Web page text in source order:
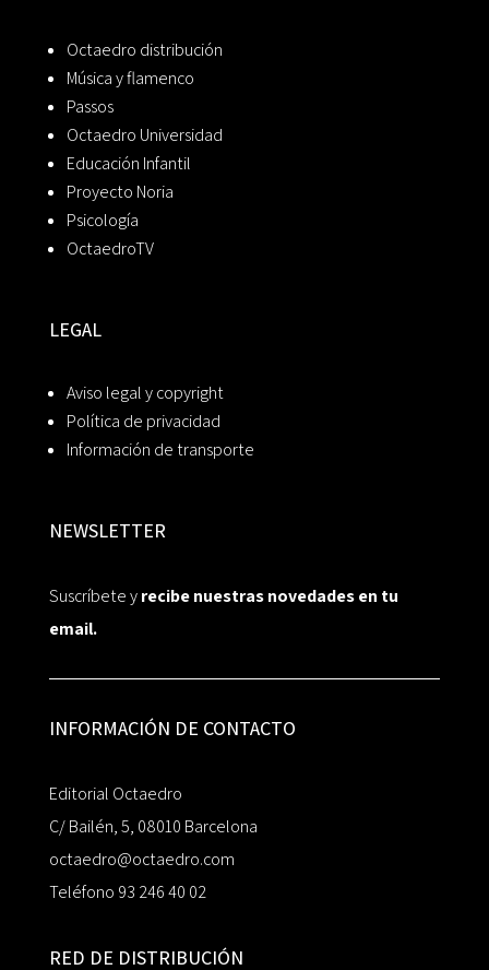
Octaedro distribución
Música y flamenco
Passos
Octaedro Universidad
Educación Infantil
Proyecto Noria
Psicología
OctaedroTV
LEGAL
Aviso legal y copyright
Política de privacidad
Información de transporte
NEWSLETTER
Suscríbete yrecibe nuestras novedades en tu
email.
INFORMACIÓN DE CONTACTO
Editorial Octaedro
C/ Bailén, 5, 08010 Barcelona
octaedro@octaedro.com
Teléfono 93 246 40 02
RED DE DISTRIBUCIÓN